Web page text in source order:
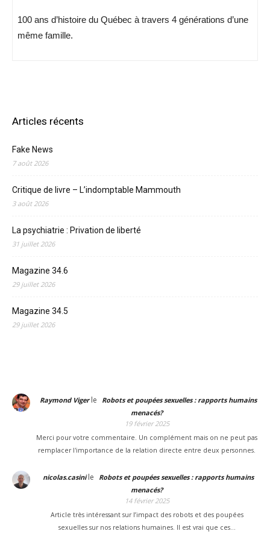
100 ans d’histoire du Québec à travers 4 générations d’une
même famille.
Articles récents
Fake News
7 août 2026
Critique de livre – L’indomptable Mammouth
3 août 2026
La psychiatrie : Privation de liberté
31 juillet 2026
Magazine 34.6
29 juillet 2026
Magazine 34.5
29 juillet 2026
Raymond Vigerle
Robots et poupées sexuelles : rapports humains
menacés?
19 février 2025
Merci pour votre commentaire. Un complément mais on ne peut pas
remplacer l'importance de la relation directe entre deux personnes.
nicolas.casinile
Robots et poupées sexuelles : rapports humains
menacés?
14 février 2025
Article très intéressant sur l’impact des robots et des poupées
sexuelles sur nos relations humaines. Il est vrai que ces…